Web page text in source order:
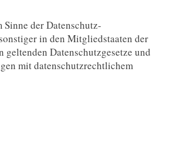
der Datenschutz-
in den Mitgliedstaaten der
geltenden Datenschutzgesetze und
mit datenschutzrechtlichem